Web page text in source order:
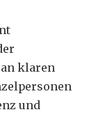
klaren
und